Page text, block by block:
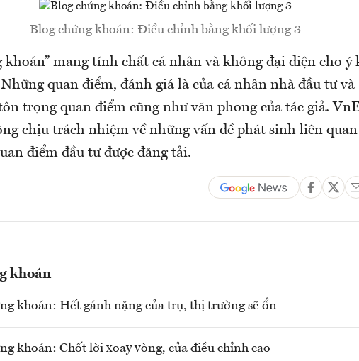
Blog chứng khoán: Điều chỉnh bằng khối lượng 3
khoán” mang tính chất cá nhân và không đại diện cho ý
quan điểm, đánh giá là của cá nhân nhà đầu tư và
trọng quan điểm cũng như văn phong của tác giả.
chịu trách nhiệm về những vấn đề phát sinh liên quan
điểm đầu tư được đăng tải.
khoán
khoán: Hết gánh nặng của trụ, thị trường sẽ ổn
khoán: Chốt lời xoay vòng, cửa điều chỉnh cao